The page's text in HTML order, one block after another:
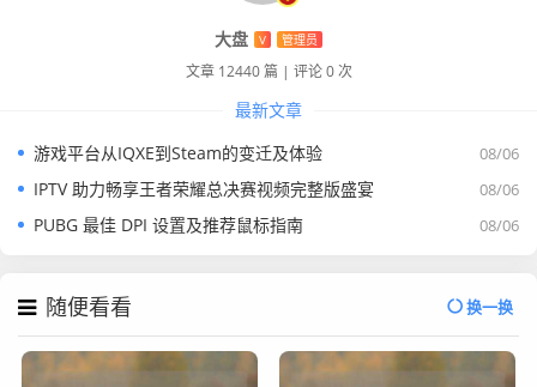
大盘 V 管理员
文章 12440 篇 | 评论 0 次
最新文章
08/06
游戏平台从IQXE到Steam的变迁及体验
08/06
IPTV 助力畅享王者荣耀总决赛视频完整版盛宴
08/06
PUBG 最佳 DPI 设置及推荐鼠标指南
随便看看 换一换